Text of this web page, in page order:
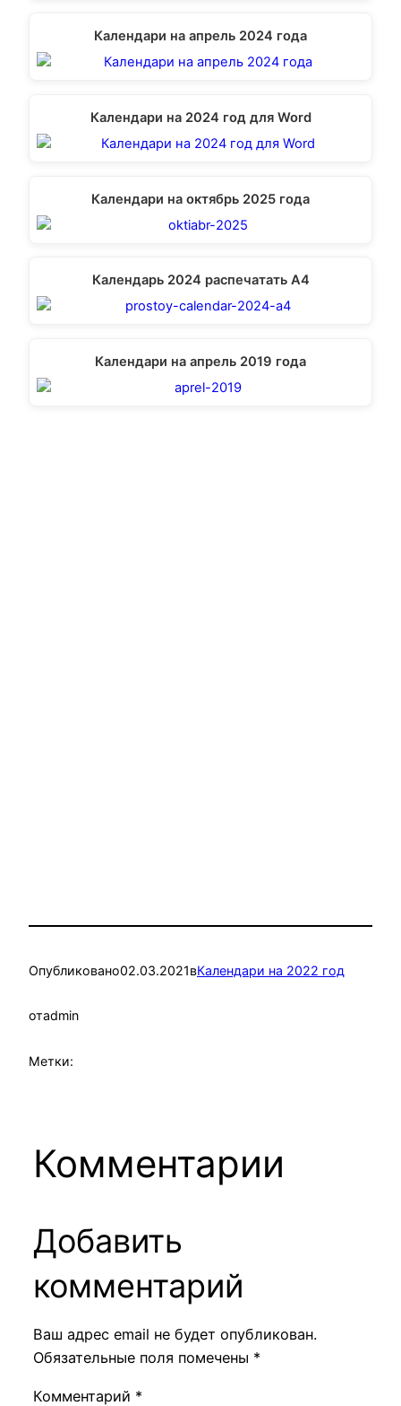
Календари на апрель 2024 года
Календари на 2024 год для Word
Календари на октябрь 2025 года
Календарь 2024 распечатать А4
Календари на апрель 2019 года
Опубликовано02.03.2021вКалендари на 2022 год
отadmin
Метки:
Комментарии
Добавить
комментарий
Ваш адрес email не будет опубликован.
Обязательные поля помечены *
Комментарий *